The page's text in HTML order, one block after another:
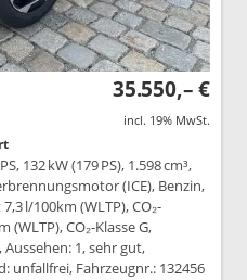
35.550,– €
incl. 19% MwSt.
132 kW (179 PS), 1.598 cm³,
(ICE), Benzin,
l/100km (WLTP), CO₂-
CO₂-Klasse G,
1, sehr gut,
unfallfrei, Fahrzeugnr.: 132456